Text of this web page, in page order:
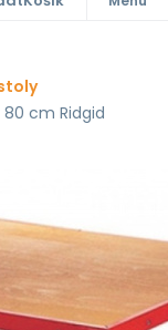
80 cm Ridgid